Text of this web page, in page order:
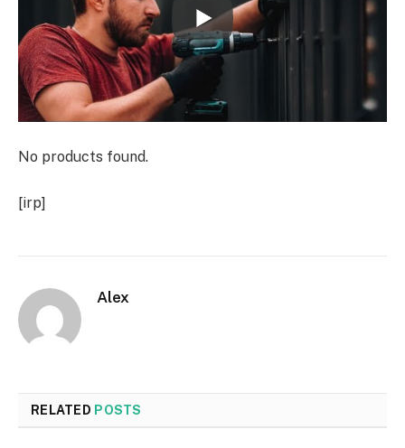
No products found.
[irp]
Alex
RELATED POSTS